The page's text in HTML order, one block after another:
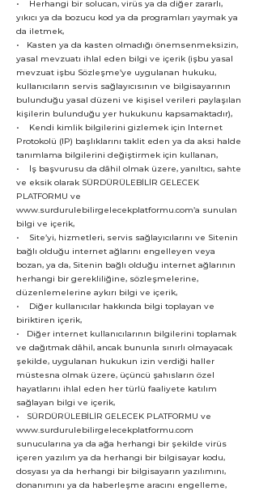
• Herhangi bir solucan, virüs ya da diğer zararlı,
yıkıcı ya da bozucu kod ya da programları yaymak ya
da iletmek,
• Kasten ya da kasten olmadığı önemsenmeksizin,
yasal mevzuatı ihlal eden bilgi ve içerik (işbu yasal
mevzuat işbu Sözleşme’ye uygulanan hukuku,
kullanıcıların servis sağlayıcısının ve bilgisayarının
bulunduğu yasal düzeni ve kişisel verileri paylaşılan
kişilerin bulunduğu yer hukukunu kapsamaktadır),
• Kendi kimlik bilgilerini gizlemek için Internet
Protokolü (IP) başlıklarını taklit eden ya da aksi halde
tanımlama bilgilerini değiştirmek için kullanan,
• İş başvurusu da dâhil olmak üzere, yanıltıcı, sahte
ve eksik olarak SÜRDÜRÜLEBİLİR GELECEK
PLATFORMU ve
www.surdurulebilirgelecekplatformu.com’a sunulan
bilgi ve içerik,
• Site’yi, hizmetleri, servis sağlayıcılarını ve Sitenin
bağlı olduğu internet ağlarını engelleyen veya
bozan, ya da, Sitenin bağlı olduğu internet ağlarının
herhangi bir gerekliliğine, sözleşmelerine,
düzenlemelerine aykırı bilgi ve içerik,
• Diğer kullanıcılar hakkında bilgi toplayan ve
biriktiren içerik,
• Diğer internet kullanıcılarının bilgilerini toplamak
ve dağıtmak dâhil, ancak bununla sınırlı olmayacak
şekilde, uygulanan hukukun izin verdiği haller
müstesna olmak üzere, üçüncü şahısların özel
hayatlarını ihlal eden her türlü faaliyete katılım
sağlayan bilgi ve içerik,
• SÜRDÜRÜLEBİLİR GELECEK PLATFORMU ve
www.surdurulebilirgelecekplatformu.com
sunucularına ya da ağa herhangi bir şekilde virüs
içeren yazılım ya da herhangi bir bilgisayar kodu,
dosyası ya da herhangi bir bilgisayarın yazılımını,
donanımını ya da haberleşme aracını engelleme,